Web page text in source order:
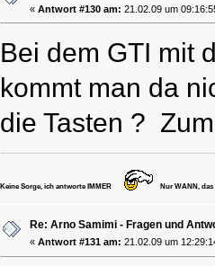
« Antwort #130 am: 21.02.09 um
Bei dem GTI mit
kommt man da
die Tasten ?
Keine Sorge, ich antworte IMMER Nur WANN,
Re: Arno Samimi - Fragen und
« Antwort #131 am: 21.02.09 um